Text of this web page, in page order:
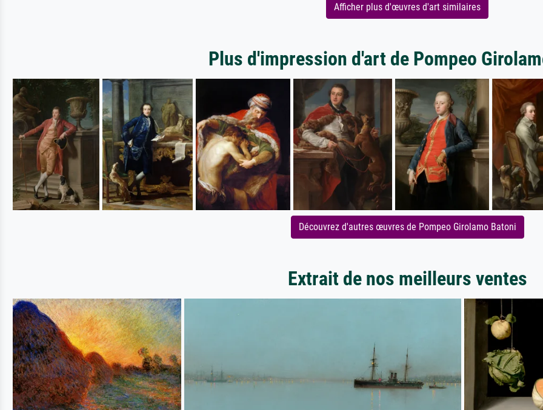
Afficher plus d'œuvres d'art similaires
Plus d'impression d'art de Pompeo
Découvrez d'autres œuvres de Pompeo Girolamo Batoni
Extrait de nos meilleurs ventes